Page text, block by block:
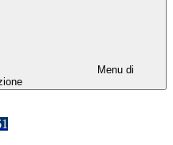
Menu di